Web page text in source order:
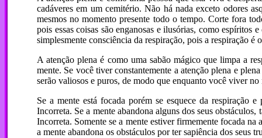
cadáveres em um cemitério. Não há nada exceto odores
mesmos no momento presente todo o tempo. Corte fora
pois essas coisas são enganosas e ilusórias, como
simplesmente consciência da respiração, pois a respiração
A atenção plena é como uma sabão mágico que limpa a
mente. Se você tiver constantemente a atenção plena e
serão valiosos e puros, de modo que enquanto você viver
Se a mente está focada porém se esquece da respiração
Incorreta. Se a mente abandona alguns dos seus
Incorreta. Somente se a mente estiver firmemente focada na
a mente abandona os obstáculos por ter sapiência dos seus